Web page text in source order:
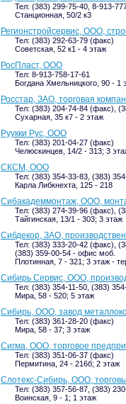
Тел: (383) 299-75-40, 8-913-
Станционная, 50/2 к3
Регионстройсервис, ООО,
Тел: (383) 292-63-79 (факс)
Советская, 52 к1 - 4 этаж
РосПласт, ООО
Тел: 8-913-758-17-61
Богдана Хмельницкого, 90 - 1
Росстар, ЗАО, торговая
Тел: (383) 204-74-84 (факс),
Сухарная, 35 к7 - 2 этаж
Руукки Рус, ООО
Тел: (383) 201-04-27 (факс)
Челюскинцев, 14/2 - 313; 3
СКСМ, ООО
Тел: (383) 354-33-83, (383)
Карла Либкнехта, 125 - 218
Сибакадеммонтаж, ООО,
Тел: (383) 274-39-96 (факс),
Тайгинская, 13/1 - 303; 3 этаж
Сибдекор, ЗАО,
Тел: (383) 333-20-42 (факс),
(383) 359-00-54 - офис моб.
Плотинная, 7 - 321; 3 этаж -
Сибирь Сервис, ООО,
Тел: (383) 354-11-50, (383)
Мира, 58 - 520; 5 этаж
Сибирь, ООО, завод
Тел: (383) 361-28-20 (факс)
Мира, 58 - 37; 3 этаж
Сигма, ООО, торговое
Тел: (383) 351-06-37 (факс)
Пермитина, 24 - 216б; 2 этаж
Слотекс-Сибирь, ООО,
Тел: (383) 357-56-87, (383)
Воинская, 9 - 1; 1 этаж